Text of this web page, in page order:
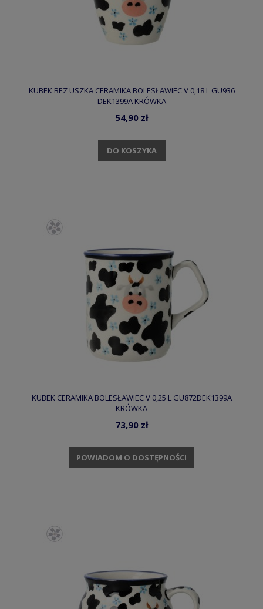
KUBEK BEZ USZKA CERAMIKA BOLESŁAWIEC V 0,18 L GU936
DEK1399A KRÓWKA
54,90 zł
DO KOSZYKA
KUBEK CERAMIKA BOLESŁAWIEC V 0,25 L GU872DEK1399A
KRÓWKA
73,90 zł
POWIADOM O DOSTĘPNOŚCI